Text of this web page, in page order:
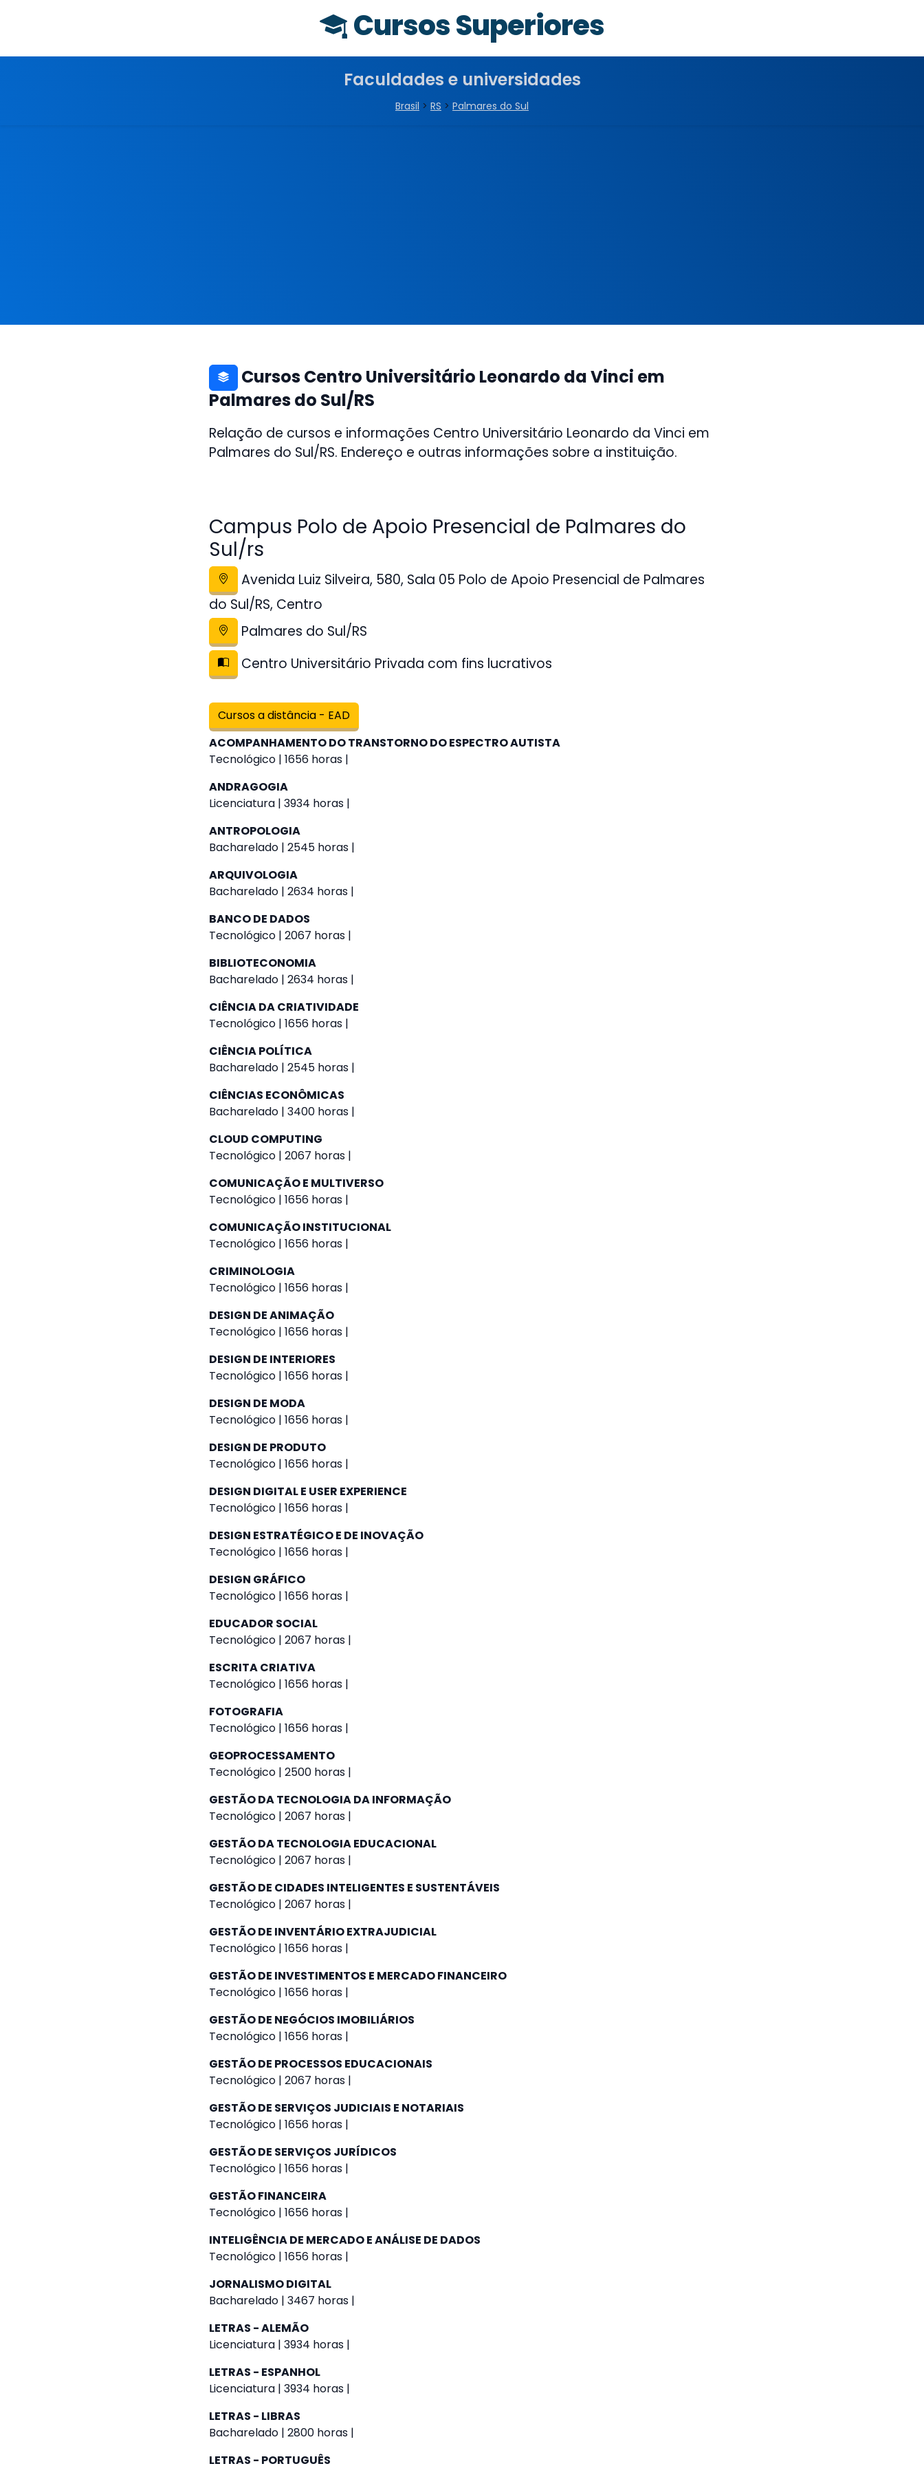
Cursos Superiores
Faculdades e universidades
Brasil > RS > Palmares do Sul
Cursos Centro Universitário Leonardo da Vinci em
Palmares do Sul/RS
Relação de cursos e informações Centro Universitário Leonardo da Vinci em
Palmares do Sul/RS. Endereço e outras informações sobre a instituição.
Campus Polo de Apoio Presencial de Palmares do
Sul/rs
Avenida Luiz Silveira, 580, Sala 05 Polo de Apoio Presencial de Palmares
do Sul/RS, Centro
Palmares do Sul/RS
Centro Universitário Privada com fins lucrativos
Cursos a distância - EAD
ACOMPANHAMENTO DO TRANSTORNO DO ESPECTRO AUTISTA
Tecnológico | 1656 horas |
ANDRAGOGIA
Licenciatura | 3934 horas |
ANTROPOLOGIA
Bacharelado | 2545 horas |
ARQUIVOLOGIA
Bacharelado | 2634 horas |
BANCO DE DADOS
Tecnológico | 2067 horas |
BIBLIOTECONOMIA
Bacharelado | 2634 horas |
CIÊNCIA DA CRIATIVIDADE
Tecnológico | 1656 horas |
CIÊNCIA POLÍTICA
Bacharelado | 2545 horas |
CIÊNCIAS ECONÔMICAS
Bacharelado | 3400 horas |
CLOUD COMPUTING
Tecnológico | 2067 horas |
COMUNICAÇÃO E MULTIVERSO
Tecnológico | 1656 horas |
COMUNICAÇÃO INSTITUCIONAL
Tecnológico | 1656 horas |
CRIMINOLOGIA
Tecnológico | 1656 horas |
DESIGN DE ANIMAÇÃO
Tecnológico | 1656 horas |
DESIGN DE INTERIORES
Tecnológico | 1656 horas |
DESIGN DE MODA
Tecnológico | 1656 horas |
DESIGN DE PRODUTO
Tecnológico | 1656 horas |
DESIGN DIGITAL E USER EXPERIENCE
Tecnológico | 1656 horas |
DESIGN ESTRATÉGICO E DE INOVAÇÃO
Tecnológico | 1656 horas |
DESIGN GRÁFICO
Tecnológico | 1656 horas |
EDUCADOR SOCIAL
Tecnológico | 2067 horas |
ESCRITA CRIATIVA
Tecnológico | 1656 horas |
FOTOGRAFIA
Tecnológico | 1656 horas |
GEOPROCESSAMENTO
Tecnológico | 2500 horas |
GESTÃO DA TECNOLOGIA DA INFORMAÇÃO
Tecnológico | 2067 horas |
GESTÃO DA TECNOLOGIA EDUCACIONAL
Tecnológico | 2067 horas |
GESTÃO DE CIDADES INTELIGENTES E SUSTENTÁVEIS
Tecnológico | 2067 horas |
GESTÃO DE INVENTÁRIO EXTRAJUDICIAL
Tecnológico | 1656 horas |
GESTÃO DE INVESTIMENTOS E MERCADO FINANCEIRO
Tecnológico | 1656 horas |
GESTÃO DE NEGÓCIOS IMOBILIÁRIOS
Tecnológico | 1656 horas |
GESTÃO DE PROCESSOS EDUCACIONAIS
Tecnológico | 2067 horas |
GESTÃO DE SERVIÇOS JUDICIAIS E NOTARIAIS
Tecnológico | 1656 horas |
GESTÃO DE SERVIÇOS JURÍDICOS
Tecnológico | 1656 horas |
GESTÃO FINANCEIRA
Tecnológico | 1656 horas |
INTELIGÊNCIA DE MERCADO E ANÁLISE DE DADOS
Tecnológico | 1656 horas |
JORNALISMO DIGITAL
Bacharelado | 3467 horas |
LETRAS - ALEMÃO
Licenciatura | 3934 horas |
LETRAS - ESPANHOL
Licenciatura | 3934 horas |
LETRAS - LIBRAS
Bacharelado | 2800 horas |
LETRAS - PORTUGUÊS